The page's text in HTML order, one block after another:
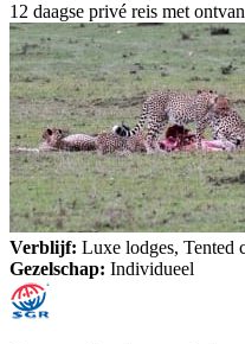
12 daagse privé reis met
Verblijf: Luxe lodges, Tented
Gezelschap: Individueel